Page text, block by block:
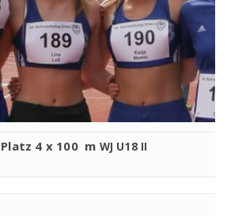
Platz 4 x 100 m WJ U18 II